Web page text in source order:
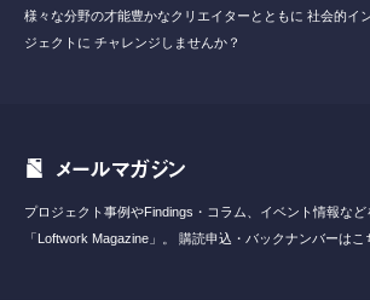
様々な分野の才能豊かなクリエイターとともに 社会的イ
ジェクトに チャレンジしませんか？
メールマガジン
プロジェクト事例やFindings・コラム、イベント情報など
「Loftwork Magazine」。
購読申込・バックナンバーはこ